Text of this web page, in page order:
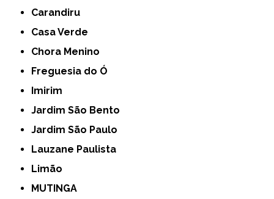
Carandiru
Casa Verde
Chora Menino
Freguesia do Ó
Imirim
Jardim São Bento
Jardim São Paulo
Lauzane Paulista
Limão
MUTINGA